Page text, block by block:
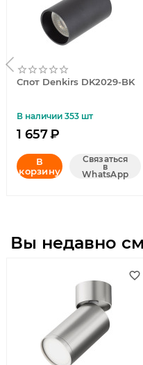
Спот Denkirs DK2029-BK
В наличии 353 шт
1 657₽
В
корзину
Связаться
в
WhatsApp
Вы недавно